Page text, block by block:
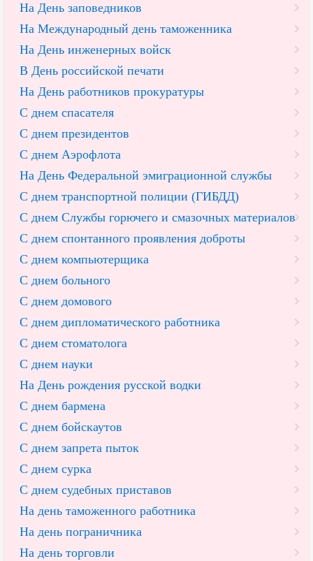
На День заповедников
На Международный день таможенника
На День инженерных войск
В День российской печати
На День работников прокуратуры
С днем спасателя
С днем президентов
С днем Аэрофлота
На День Федеральной эмиграционной службы
С днем транспортной полиции (ГИБДД)
С днем Службы горючего и смазочных материалов
С днем спонтанного проявления доброты
С днем компьютерщика
С днем больного
С днем домового
С днем дипломатического работника
С днем стоматолога
С днем науки
На День рождения русской водки
С днем бармена
С днем бойскаутов
С днем запрета пыток
С днем сурка
С днем судебных приставов
На день таможенного работника
На день пограничника
На день торговли